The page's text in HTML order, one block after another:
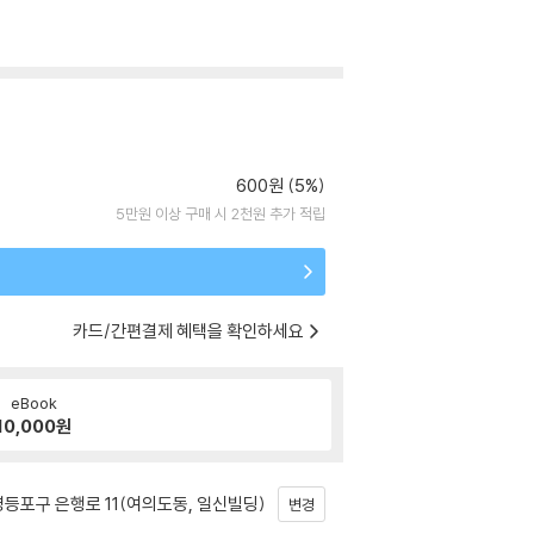
600원 (5%)
5만원 이상 구매 시 2천원 추가 적립
카드/간편결제 혜택을 확인하세요
eBook
원
포구 은행로 11(여의도동, 일신빌딩) 변경